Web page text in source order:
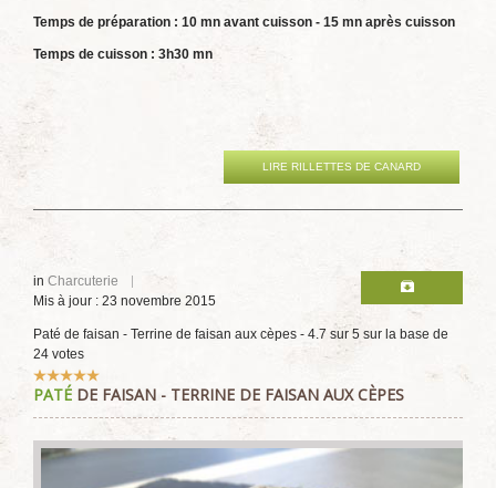
Temps de préparation : 10 mn avant cuisson - 15 mn après cuisson
Temps de cuisson : 3h30 mn
LIRE RILLETTES DE CANARD
in Charcuterie
Mis à jour : 23 novembre 2015
Paté de faisan - Terrine de faisan aux cèpes - 4.7 sur 5 sur la base de
24 votes
Vote
utilisateur: 5/5
PATÉ DE FAISAN - TERRINE DE FAISAN AUX CÈPES